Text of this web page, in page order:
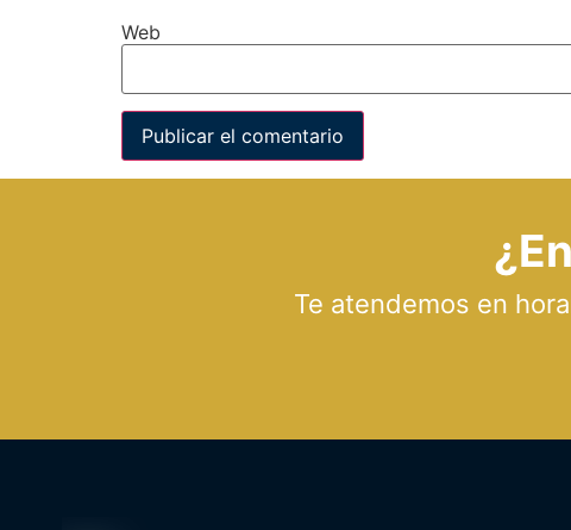
Web
Te atendemos en